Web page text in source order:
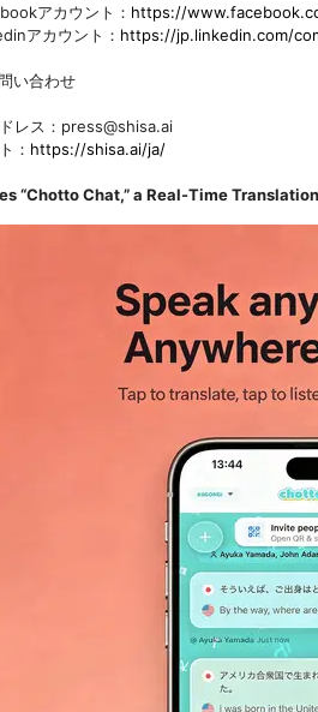
アカウント： https://
アカウント： https://jp.linkedin.com/
い合わせ
レス：press@shisa.ai
： https://shisa.ai/ja/
“Chotto Chat,” a Real-Time